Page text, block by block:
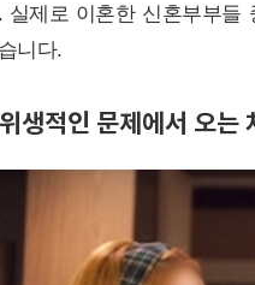
실제로 이혼한 신혼부부들
니다.
위생적인 문제에서 오는